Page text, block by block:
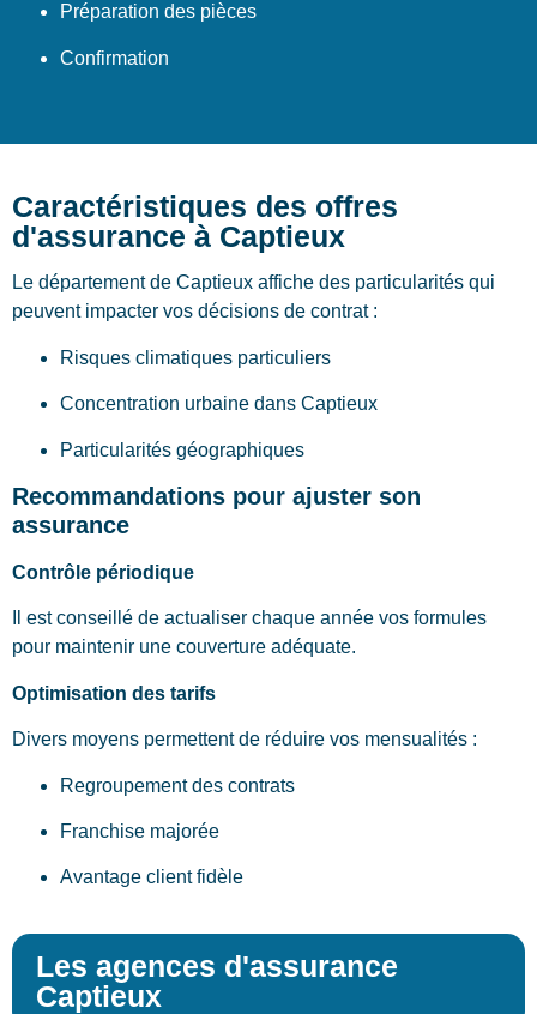
Préparation des pièces
Confirmation
Caractéristiques des offres
d'assurance à Captieux
Le département de Captieux affiche des particularités qui
peuvent impacter vos décisions de contrat :
Risques climatiques particuliers
Concentration urbaine dans Captieux
Particularités géographiques
Recommandations pour ajuster son
assurance
Contrôle périodique
Il est conseillé de actualiser chaque année vos formules
pour maintenir une couverture adéquate.
Optimisation des tarifs
Divers moyens permettent de réduire vos mensualités :
Regroupement des contrats
Franchise majorée
Avantage client fidèle
Les agences d'assurance
Captieux